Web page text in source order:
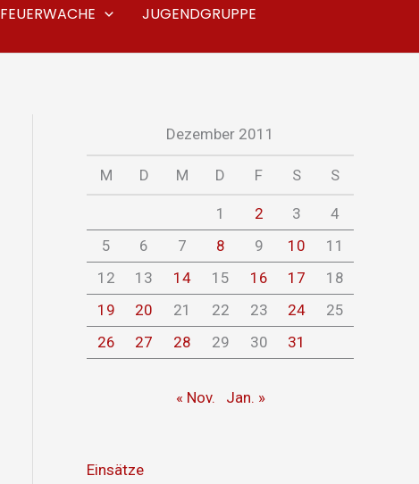
FEUERWACHE
JUGENDGRUPPE
Dezember 2011
M D M D F S S
1 2 3
4
5
6 7 8 9 10
11
12
13 14 15 16 17
18
19
20 21 22 23 24
25
26
27 28 29 30 31
« Nov. Jan. »
Einsätze